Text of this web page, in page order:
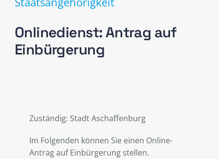
Onlinedienst: Antrag auf
Einbürgerung
Zuständig: Stadt Aschaffenburg
Im Folgenden können Sie einen Online-
Antrag auf Einbürgerung stellen.